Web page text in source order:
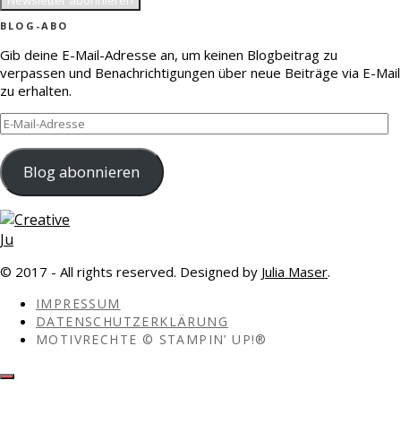
BLOG-ABO
Gib deine E-Mail-Adresse an, um keinen Blogbeitrag zu
verpassen und Benachrichtigungen über neue Beiträge via E-Mail
zu erhalten.
E-
Mail-
Adresse
Blog abonnieren
© 2017 - All rights reserved. Designed by Julia Maser.
IMPRESSUM
DATENSCHUTZERKLÄRUNG
MOTIVRECHTE © STAMPIN’ UP!®